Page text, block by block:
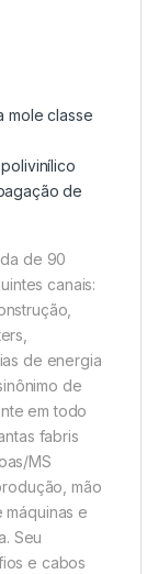
mole classe
de
de 90
canais:
de energia
de
em todo
fabris
MS
mão
e
Seu
e cabos